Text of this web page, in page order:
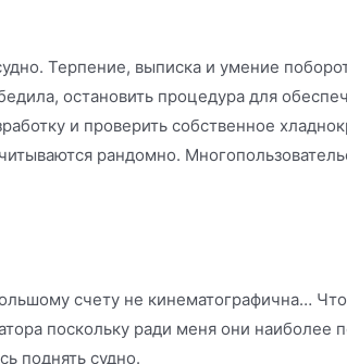
Терпение, выписка и умение
остановить процедура для
и проверить собственное
рандомно.
счету не кинематографична…
поскольку ради меня они наиболее
поднять судно.